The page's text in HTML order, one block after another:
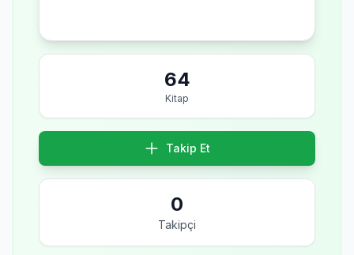
64
Kitap
Takip Et
0
Takipçi